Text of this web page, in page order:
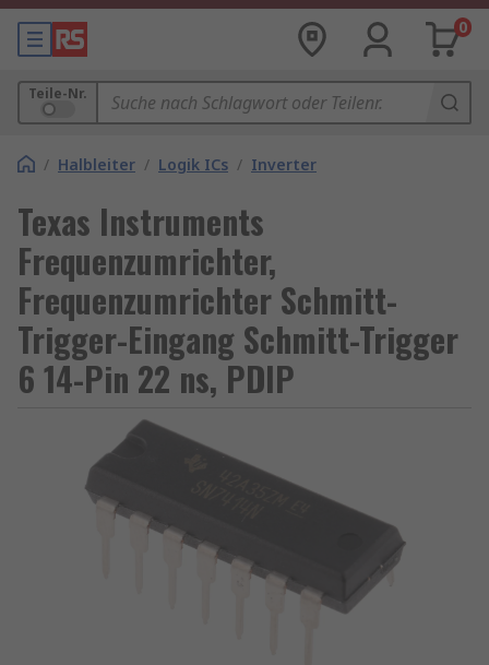
0
Teile-Nr.
/ Halbleiter / Logik ICs / Inverter
Texas Instruments
Frequenzumrichter,
Frequenzumrichter Schmitt-
Trigger-Eingang Schmitt-Trigger
6 14-Pin 22 ns, PDIP